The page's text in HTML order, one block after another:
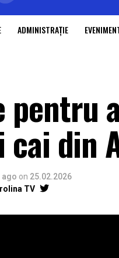
ADMINISTRAŢIE
pentru
din
ago on 25.02.2026
TV